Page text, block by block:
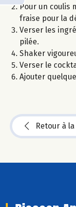
Pour un coulis
fraise pour la
Verser les
pilée.
Shaker
Verser le
Ajouter
Retour à